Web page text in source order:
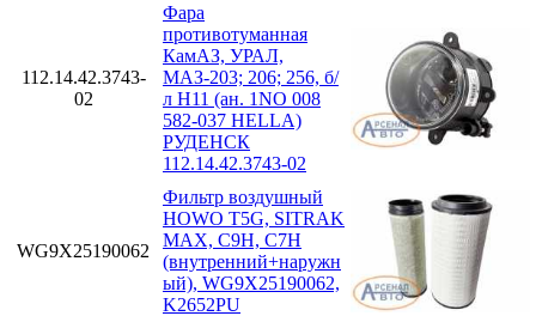
112.14.42.3743-
02
Фара
противотуманная
КамАЗ, УРАЛ,
МАЗ-203; 206; 256, б/
л H11 (ан. 1NO 008
582-037 HELLA)
РУДЕНСК
112.14.42.3743-02
WG9X25190062
Фильтр воздушный
HOWO T5G, SITRAK
MAX, C9H, C7H
(внутренний+наружн
ый), WG9X25190062,
K2652PU